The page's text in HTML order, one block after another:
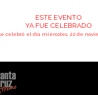
ESTE EVENTO
YA FUE CELEBRADO
celebró el día miércoles, 22 de